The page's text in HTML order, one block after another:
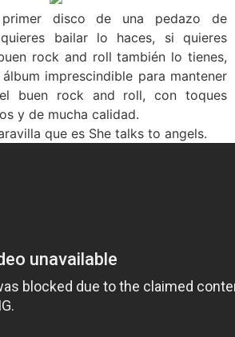
disco de una pedazo de
bailar lo haces, si quieres
rock and roll también lo tienes,
imprescindible para mantener
buen rock and roll, con toques
y de mucha calidad.
que es She talks to angels.